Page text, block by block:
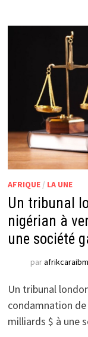
AFRIQUE/ LA UNE
Un tribunal
nigérian à
une société
par
Un tribunal
condamnation de
milliards $ à une